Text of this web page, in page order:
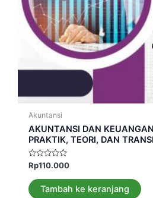
Akuntansi
AKUNTANSI DAN
PRAKTIK, TEORI, DAN
Dinilai
dari
5
Rp110.000
Tambah ke keranjang